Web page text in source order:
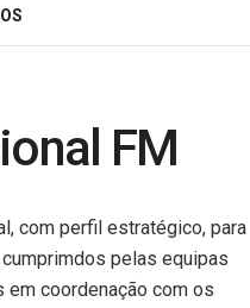
FM
com perfil estratégico, para
pelas equipas
coordenação com os